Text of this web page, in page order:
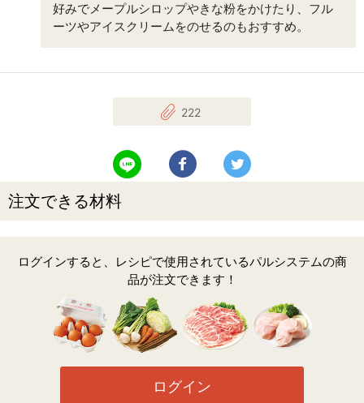
好みでメープルシロップやきな粉をかけたり、フル
ーツやアイスクリームをのせるのもおすすめ。
222
LINEで送る Facebookでシェアする
注文できる材料
ログインすると、レシピで使用されているパルシステムの商
品が注文できます！
ログイン